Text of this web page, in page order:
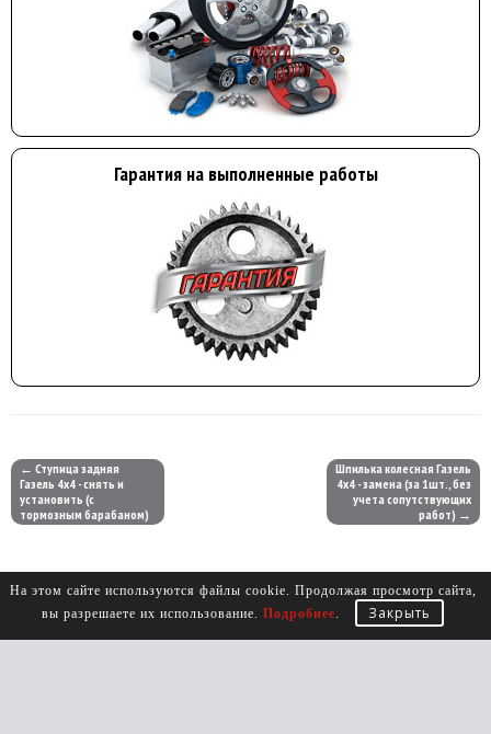
Гарантия на выполненные работы
← Ступица задняя
Газель 4х4 - снять и
установить (с
тормозным барабаном)
Шпилька колесная Газель
4х4 - замена (за 1шт., без
учета сопутствующих
работ) →
На этом сайте используются файлы cookie. Продолжая просмотр сайта,
вы разрешаете их использование. Подробнее. Закрыть